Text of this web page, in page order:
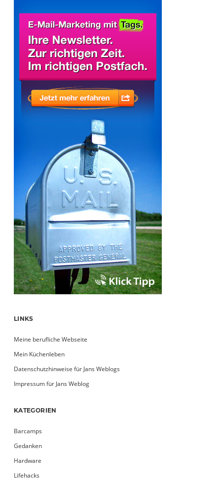
LINKS
Meine berufliche Webseite
Mein Küchenleben
Datenschutzhinweise für Jans Weblogs
Impressum für Jans Weblog
KATEGORIEN
Barcamps
Gedanken
Hardware
Lifehacks